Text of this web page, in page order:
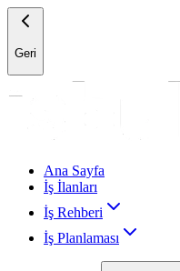
Geri
Ana Sayfa
İş İlanları
İş Rehberi
İş Planlaması